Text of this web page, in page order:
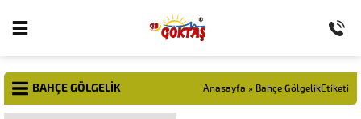
BAHÇE GÖLGELIK Anasayfa » Bahçe GölgelikEtiketi